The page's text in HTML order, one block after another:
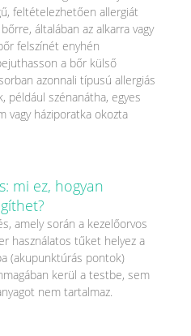
feltételezhetően allergiát
általában az alkarra vagy
felszínét enyhén
a bőr külső
azonnali típusú allergiás
például szénanátha, egyes
vagy háziporatka okozta
mi ez, hogyan
amely során a kezelőorvos
használatos tűket helyez a
(akupunktúrás pontok)
kerül a testbe, sem
nem tartalmaz.